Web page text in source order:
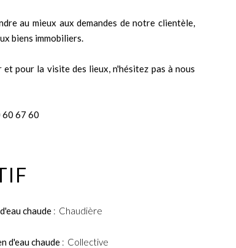
au mieux aux demandes de notre clientèle,
biens immobiliers.
pour la visite des lieux, n'hésitez pas à nous
60 67 60
chaude Chaudière
d'eau chaude Collective